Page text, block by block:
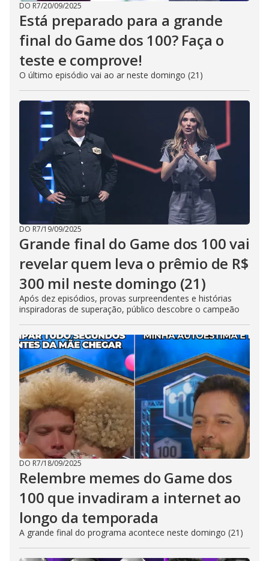
DO R7/20/09/2025
Está preparado para a grande
final do Game dos 100? Faça o
teste e comprove!
O último episódio vai ao ar neste domingo (21)
DO R7/19/09/2025
Grande final do Game dos 100 vai
revelar quem leva o prêmio de R$
300 mil neste domingo (21)
Após dez episódios, provas surpreendentes e histórias
inspiradoras de superação, público descobre o campeão
DO R7/18/09/2025
Relembre memes do Game dos
100 que invadiram a internet ao
longo da temporada
A grande final do programa acontece neste domingo (21)